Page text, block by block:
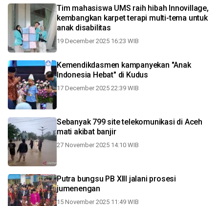
Tim mahasiswa UMS raih hibah Innovillage,
kembangkan karpet terapi multi-tema untuk
anak disabilitas
19 December 2025 16:23 WIB
Kemendikdasmen kampanyekan "Anak
Indonesia Hebat" di Kudus
17 December 2025 22:39 WIB
Sebanyak 799 site telekomunikasi di Aceh
mati akibat banjir
27 November 2025 14:10 WIB
Putra bungsu PB XIII jalani prosesi
jumenengan
15 November 2025 11:49 WIB